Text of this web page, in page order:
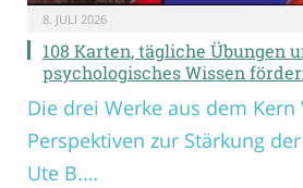
8. JULI 2026
108 Karten, tägliche Übungen
psychologisches Wissen
Die drei Werke aus dem Kern
Perspektiven zur Stärkung
Ute B.…